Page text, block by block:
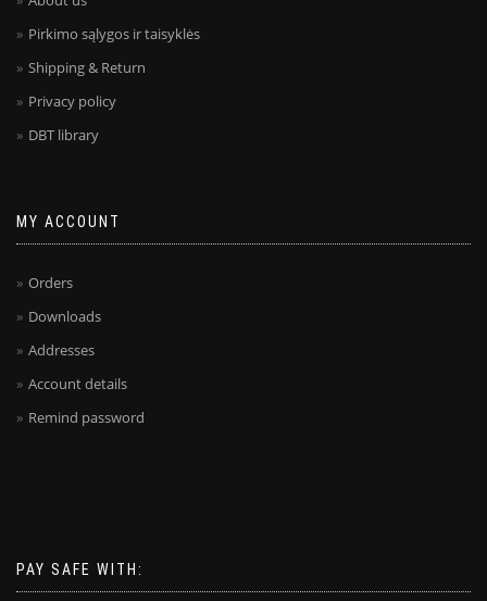
Pirkimo sąlygos ir taisyklės
Shipping & Return
Privacy policy
DBT library
MY ACCOUNT
Orders
Downloads
Addresses
Account details
Remind password
PAY SAFE WITH: